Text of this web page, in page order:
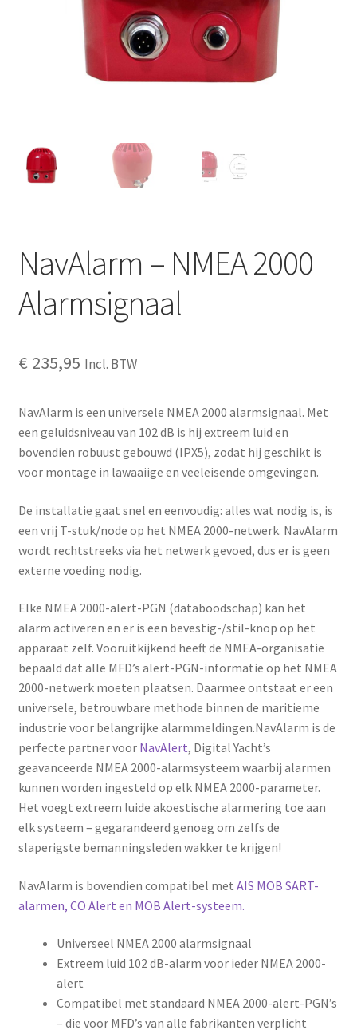
NavAlarm – NMEA 2000
Alarmsignaal
€ 235,95 Incl. BTW
NavAlarm is een universele NMEA 2000 alarmsignaal. Met
een geluidsniveau van 102 dB is hij extreem luid en
bovendien robuust gebouwd (IPX5), zodat hij geschikt is
voor montage in lawaaiige en veeleisende omgevingen.
De installatie gaat snel en eenvoudig: alles wat nodig is, is
een vrij T-stuk/node op het NMEA 2000-netwerk. NavAlarm
wordt rechtstreeks via het netwerk gevoed, dus er is geen
externe voeding nodig.
Elke NMEA 2000-alert-PGN (databoodschap) kan het
alarm activeren en er is een bevestig-/stil-knop op het
apparaat zelf. Vooruitkijkend heeft de NMEA-organisatie
bepaald dat alle MFD’s alert-PGN-informatie op het NMEA
2000-netwerk moeten plaatsen. Daarmee ontstaat er een
universele, betrouwbare methode binnen de maritieme
industrie voor belangrijke alarmmeldingen.NavAlarm is de
perfecte partner voor NavAlert, Digital Yacht’s
geavanceerde NMEA 2000-alarmsysteem waarbij alarmen
kunnen worden ingesteld op elk NMEA 2000-parameter.
Het voegt extreem luide akoestische alarmering toe aan
elk systeem – gegarandeerd genoeg om zelfs de
slaperigste bemanningsleden wakker te krijgen!
NavAlarm is bovendien compatibel met AIS MOB SART-
alarmen, CO Alert en MOB Alert-systeem.
Universeel NMEA 2000 alarmsignaal
Extreem luid 102 dB-alarm voor ieder NMEA 2000-
alert
Compatibel met standaard NMEA 2000-alert-PGN’s
– die voor MFD’s van alle fabrikanten verplicht